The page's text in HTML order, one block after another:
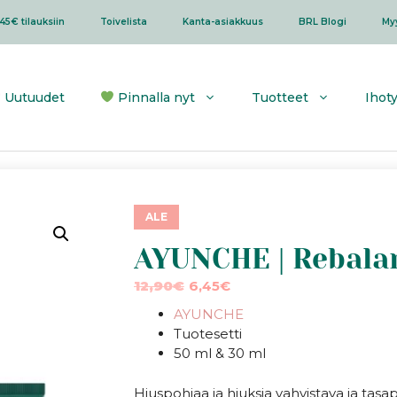
tilauksiin Toivelista Kanta-asiakkuus BRL Blogi
Uutuudet Pinnalla nyt Tuotteet
ALE
AYUNCHE |
12,90€ Alkuperäinen
oli:
12,90€.
6,45€Nykyinen
on:
6,45€.
AYUNCHE
Tuotesetti
50 ml & 30 ml
Hiuspohjaa ja hiuksia vahvistava ja